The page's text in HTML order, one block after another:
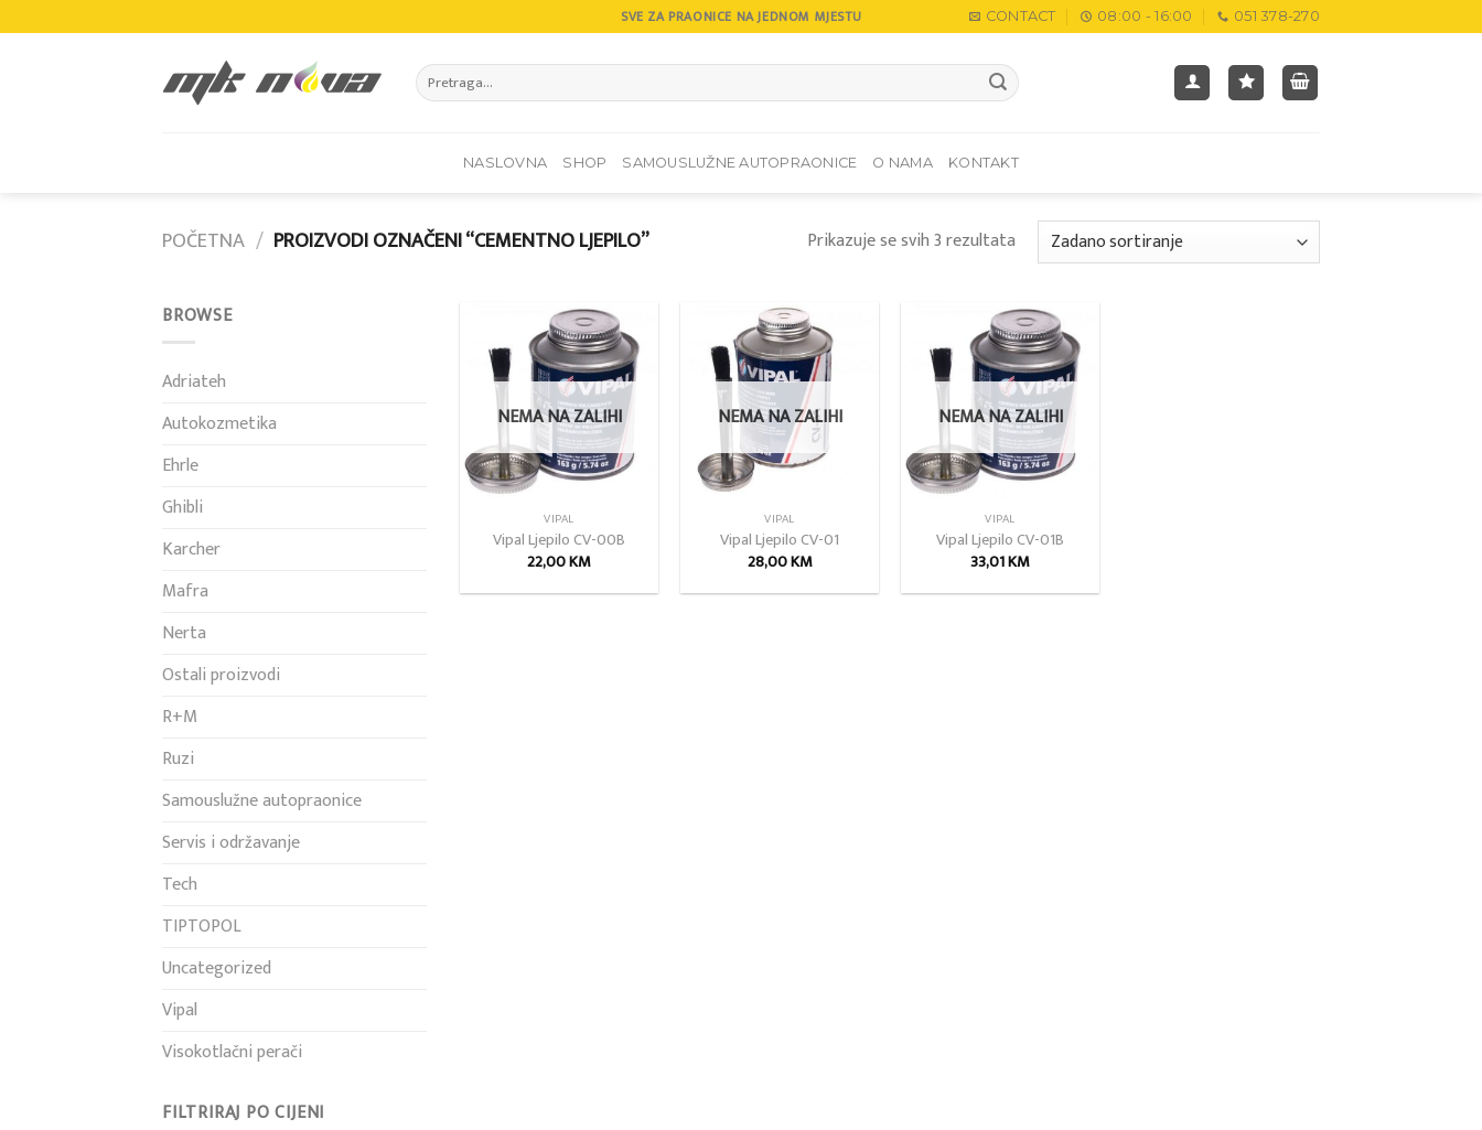
to
SVE ZA PRAONICE NA JEDNOM MJESTU CONTACT 08:00 - 16:00 051 378-270
Pretraži:
NASLOVNA SHOP SAMOUSLUŽNE AUTOPRAONICE O NAMA KONTAKT
POČETNA / PROIZVODI OZNAČENI “CEMENTNO LJEPILO” Prikazuje se svih 3 rezultata
BROWSE
Adriateh
Autokozmetika
Ehrle
Ghibli
Karcher
Mafra
Nerta
Ostali proizvodi
R+M
Ruzi
Samouslužne autopraonice
Servis i održavanje
Tech
TIPTOPOL
Uncategorized
Vipal
Visokotlačni perači
FILTRIRAJ PO CIJENI
Add to
wishlist
NEMA NA ZALIHI
VIPAL
Vipal Ljepilo CV-00B
22,00KM
Add to
wishlist
NEMA NA ZALIHI
VIPAL
Vipal Ljepilo CV-01
28,00KM
Add to
wishlist
NEMA NA ZALIHI
VIPAL
Vipal Ljepilo CV-01B
33,01KM